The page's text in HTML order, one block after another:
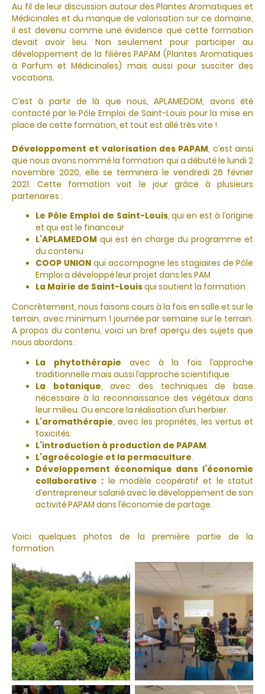
Au fil de leur discussion autour des Plantes Aromatiques et
Médicinales et du manque de valorisation sur ce domaine,
il est devenu comme une évidence que cette formation
devait avoir lieu. Non seulement pour participer au
développement de la filières PAPAM (Plantes Aromatiques
à Parfum et Médicinales) mais aussi pour susciter des
vocations.
C’est à partir de là que nous, APLAMEDOM, avons été
contacté par le Pôle Emploi de Saint-Louis pour la mise en
place de cette formation, et tout est allé très vite !
Développement et valorisation des PAPAM, c’est ainsi
que nous avons nommé la formation qui a débuté le lundi 2
novembre 2020, elle se terminera le vendredi 26 février
2021. Cette formation voit le jour grâce à plusieurs
partenaires :
Le Pôle Emploi de Saint-Louis, qui en est à l’origine
et qui est le financeur
L’APLAMEDOM qui est en charge du programme et
du contenu
COOP UNION qui accompagne les stagiaires de Pôle
Emploi a développé leur projet dans les PAM
La Mairie de Saint-Louisqui soutient la formation
Concrètement, nous faisons cours à la fois en salle et sur le
terrain, avec minimum 1 journée par semaine sur le terrain.
A propos du contenu, voici un bref aperçu des sujets que
nous abordons :
La phytothérapie avec à la fois l’approche
traditionnelle mais aussi l’approche scientifique.
La botanique, avec des techniques de base
nécessaire à la reconnaissance des végétaux dans
leur milieu. Ou encore la réalisation d’un herbier.
L’aromathérapie, avec les propriétés, les vertus et
toxicités.
L’introduction à production de PAPAM.
L’agroécologie et la permaculture.
Développement économique dans l’économie
collaborative : le modèle coopératif et le statut
d’entrepreneur salarié avec le développement de son
activité PAPAM dans l’économie de partage.
Voici quelques photos de la première partie de la
formation.